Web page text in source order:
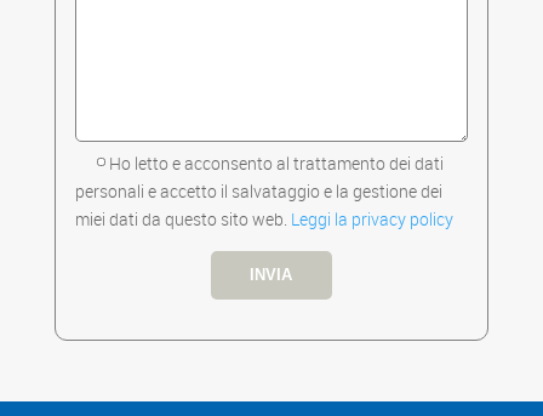
- Ho letto e acconsento al trattamento dei dati
personali e accetto il salvataggio e la gestione dei
miei dati da questo sito web. Leggi la privacy policy